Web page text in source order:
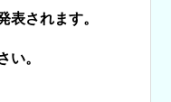
表されます。
い。